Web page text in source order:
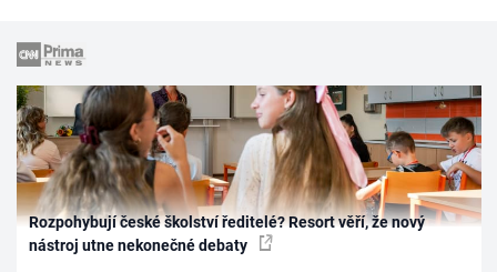
Rozpohybují české školství ředitelé? Resort věří, že nový
nástroj utne nekonečné debaty